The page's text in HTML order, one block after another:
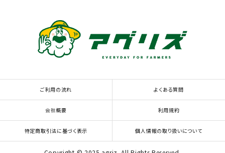
ご利用の流れ よくある質問
会社概要 利用規約
特定商取引法に基づく表示 個人情報の取り扱いについて